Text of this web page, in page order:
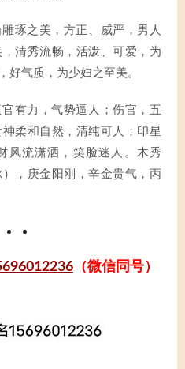
琢之美，方正、威严，男人
清秀流畅，活泼、可爱，为
好气质，为少妇之至美。
有力，气势逼人；伤官，五
柔和自然，清纯可人；印星
风流潇洒，笑脸迷人。木秀
，庚金阳刚，辛金贵气，丙
（微信同号）